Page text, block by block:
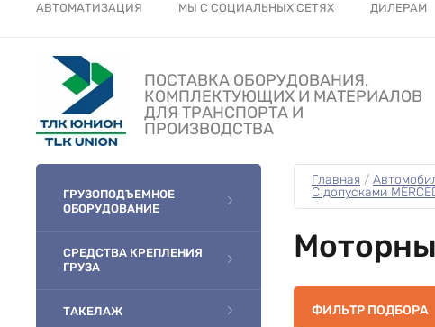
АВТОМАТИЗАЦИЯ МЫ С СОЦИАЛЬНЫХ СЕТЯХ ДИЛЕРАМ
ПОСТАВКА ОБОРУДОВАНИЯ,
КОМПЛЕКТУЮЩИХ И МАТЕРИАЛОВ
ДЛЯ ТРАНСПОРТА И
ПРОИЗВОДСТВА
ГРУЗОПОДЪЕМНОЕ
ОБОРУДОВАНИЕ
СРЕДСТВА КРЕПЛЕНИЯ
ГРУЗА
ТАКЕЛАЖ
Главная /
С допусками
ФИЛЬТР ПОДБОРА